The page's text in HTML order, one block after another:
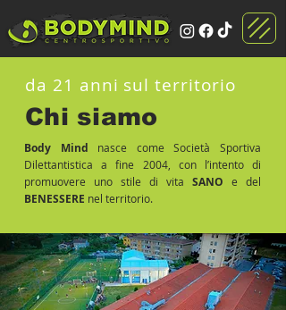
da 21 anni sul territorio
Chisiamo
Body Mind nasce come Società Sportiva
Dilettantistica a fine 2004, con l’intento di
promuovere uno stile di vita SANO e del
BENESSERE nel territorio.